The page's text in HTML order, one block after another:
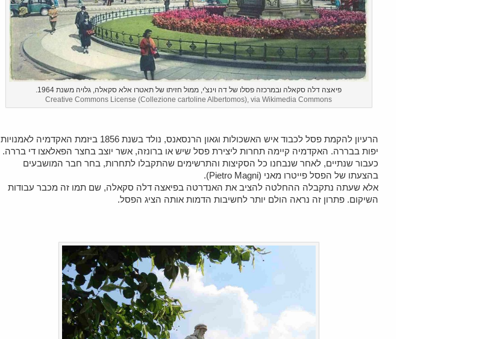
פיאצה דלה סקאלה ובמרכזה פסלו של דה וינצ'י, ממול חזיתו של תאטרו אלא סקאלה, גלויה משנת 1964.
Creative Commons License (Collezione cartoline Albertomos), via Wikimedia Commons
הרעיון להקמת פסל לכבוד איש האשכולות וגאון הרנסאנס, נולד בשנת 1856 ביזמת האקדמיה לאמנויות
יפות בבררה. האקדמיה קיימה תחרות ליצירת פסל שיש או ברונזה, אשר יוצב בחצר הפאלאצו די בררה.
כעבור שנתיים, לאחר שנבחנו כל הסקיצות והתרשימים שהתקבלו לתחרות, בחר חבר המושבעים
בהצעתו של הפסל פייטרו מאני (Pietro Magni).
אלא שעתה נתקבלה ההחלטה להציב את האנדרטה בפיאצה דלה סקאלה, שם תמו זה מכבר עבודות
השיקום. פתרון זה נראה הולם יותר לחשיבות הדמות אותה הציג הפסל.